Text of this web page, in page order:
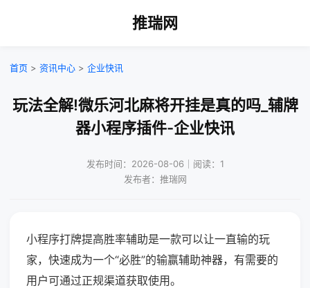
推瑞网
首页 > 资讯中心 > 企业快讯
玩法全解!微乐河北麻将开挂是真的吗_辅牌
器小程序插件-企业快讯
发布时间：2026-08-06｜阅读：1
发布者：推瑞网
小程序打牌提高胜率辅助是一款可以让一直输的玩
家，快速成为一个“必胜”的输赢辅助神器，有需要的
用户可通过正规渠道获取使用。